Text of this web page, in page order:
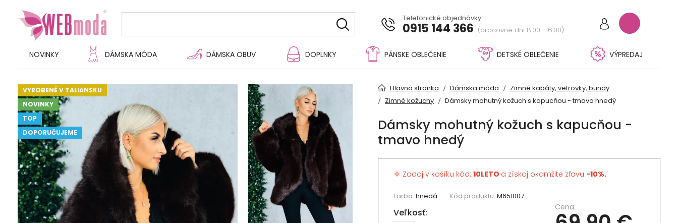
Telefonické objednávky
0915 144 366 (pracovné dni 8:00 -16:00)
NOVINKY DÁMSKA MÓDA DÁMSKA OBUV DOPLNKY PÁNSKE OBLEČENIE DETSKÉ OBLEČENIE VÝPREDAJ
VYROBENÉ V TALIANSKU
NOVINKY
TOP
DOPORUČUJEME
Hlavná stránka Dámska móda
Zimné kabáty, vetrovky, bundy
Zimné kožuchy
Dámsky mohutný kožuch s kapucňou - tmavo hnedý
Dámsky mohutný kožuch s kapucňou -
tmavo hnedý
🌞 Zadaj v košíku kód: 10LETO a získaj okamžite zľavu -10%.
Farba: hnedá Kód produktu: M651007
Veľkosť:
Cena: